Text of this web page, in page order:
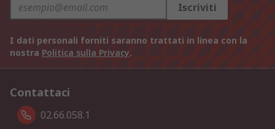
Iscriviti
I dati personali forniti saranno trattati in linea con la
nostra Politica sulla Privacy.
Contattaci
02.66.058.1